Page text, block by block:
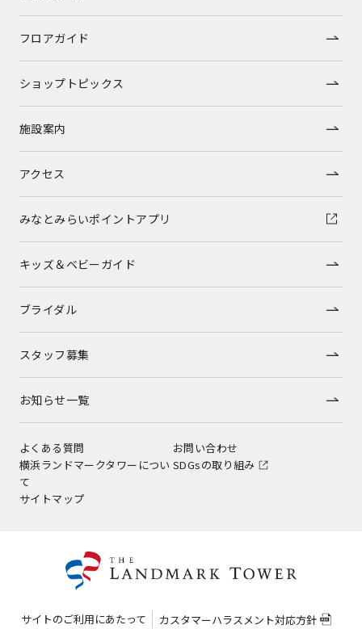
フロアガイド
ショップトピックス
施設案内
アクセス
みなとみらいポイントアプリ
キッズ＆ベビーガイド
ブライダル
スタッフ募集
お知らせ一覧
よくある質問
お問い合わせ
横浜ランドマークタワーについ
て
SDGsの取り組み
サイトマップ
サイトのご利用にあたって
カスタマーハラスメント対応方針